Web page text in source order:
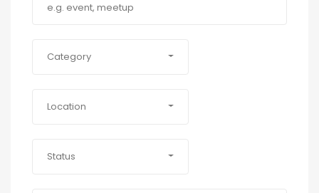
Category
Location
Status